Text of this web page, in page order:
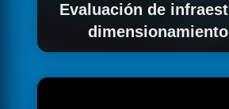
Evaluación de
Analizamos tus requisitos de